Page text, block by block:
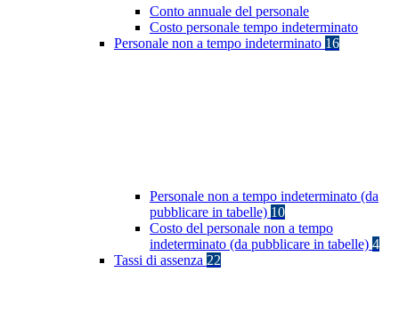
Conto annuale del personale
Costo personale tempo indeterminato
Personale non a tempo indeterminato 16
Personale non a tempo indeterminato (da
pubblicare in tabelle) 10
Costo del personale non a tempo
indeterminato (da pubblicare in tabelle) 4
Tassi di assenza 22